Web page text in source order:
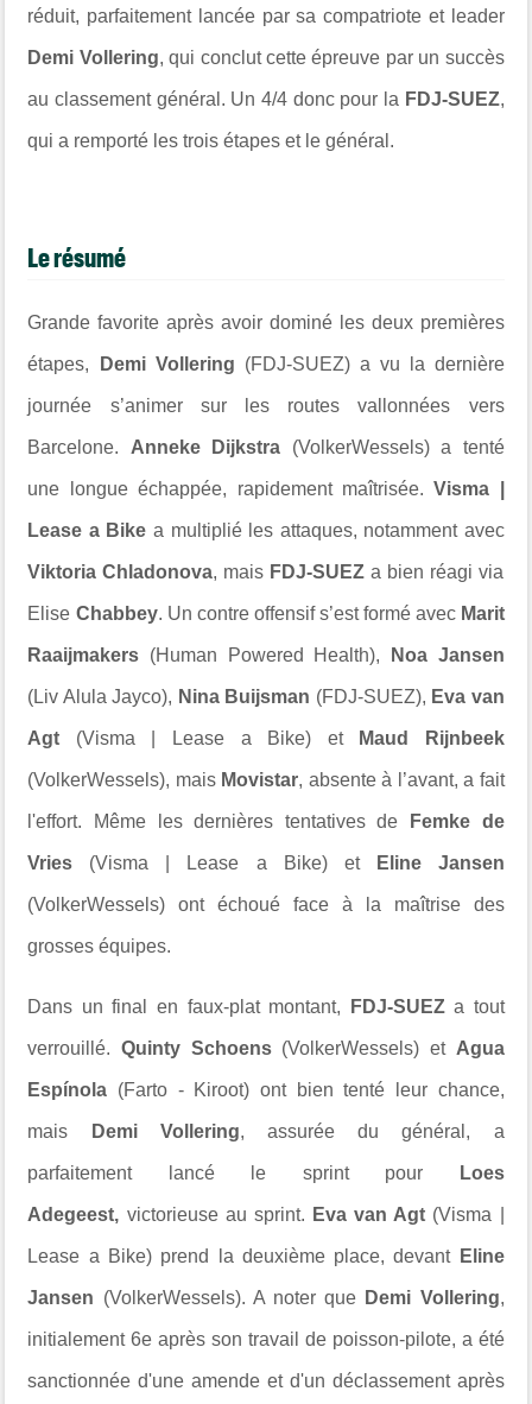
réduit, parfaitement lancée par sa compatriote et leader
Demi Vollering, qui conclut cette épreuve par un succès
au classement général. Un 4/4 donc pour la FDJ-SUEZ,
qui a remporté les trois étapes et le général.
Le résumé
Grande favorite après avoir dominé les deux premières
étapes, Demi Vollering (FDJ-SUEZ) a vu la dernière
journée s’animer sur les routes vallonnées vers
Barcelone. Anneke Dijkstra (VolkerWessels) a tenté
une longue échappée, rapidement maîtrisée.Visma |
Lease a Bike a multiplié les attaques, notamment avec
Viktoria Chladonova, mais FDJ-SUEZ a bien réagi via
Elise Chabbey. Un contre offensif s’est formé avec Marit
Raaijmakers (Human Powered Health), Noa Jansen
(Liv Alula Jayco), Nina Buijsman (FDJ-SUEZ), Eva van
Agt (Visma | Lease a Bike) etMaud Rijnbeek
(VolkerWessels), mais Movistar, absente à l’avant, a fait
l'effort. Même les dernières tentatives de Femke de
Vries (Visma | Lease a Bike) et Eline Jansen
(VolkerWessels) ont échoué face à la maîtrise des
grosses équipes.
Dans un final en faux-plat montant, FDJ-SUEZa tout
verrouillé.Quinty Schoens (VolkerWessels) et Agua
Espínola (Farto - Kiroot) ont bien tenté leur chance,
mais Demi Vollering, assurée du général, a
parfaitement lancé le sprint pour Loes
Adegeest, victorieuse au sprint. Eva van Agt (Visma |
Lease a Bike) prend la deuxième place, devant Eline
Jansen (VolkerWessels). A noter que Demi Vollering,
initialement 6e après son travail de poisson-pilote, a été
sanctionnée d'une amende et d'un déclassement après